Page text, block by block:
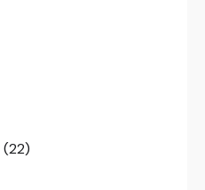
(22)